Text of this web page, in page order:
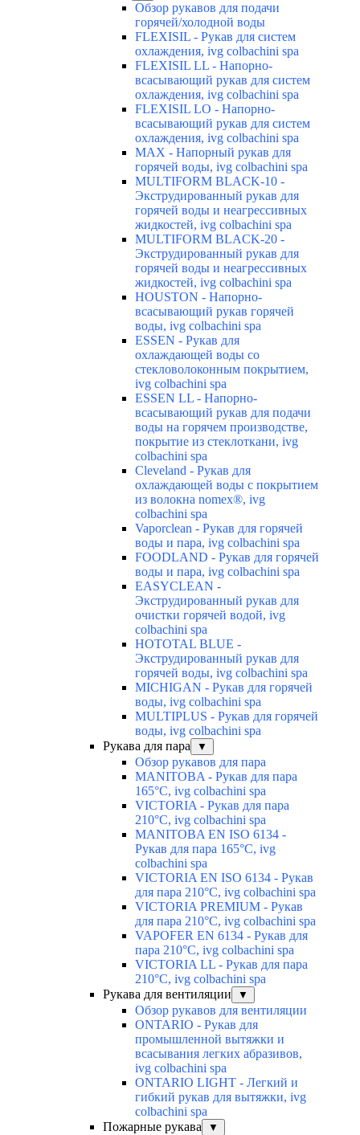
Обзор рукавов для подачи
горячей/холодной воды
FLEXISIL - Рукав для систем
охлаждения, ivg colbachini spa
FLEXISIL LL - Напорно-
всасывающий рукав для систем
охлаждения, ivg colbachini spa
FLEXISIL LO - Напорно-
всасывающий рукав для систем
охлаждения, ivg colbachini spa
MAX - Напорный рукав для
горячей воды, ivg colbachini spa
MULTIFORM BLACK-10 -
Экструдированный рукав для
горячей воды и неагрессивных
жидкостей, ivg colbachini spa
MULTIFORM BLACK-20 -
Экструдированный рукав для
горячей воды и неагрессивных
жидкостей, ivg colbachini spa
HOUSTON - Напорно-
всасывающий рукав горячей
воды, ivg colbachini spa
ESSEN - Рукав для
охлаждающей воды со
стекловолоконным покрытием,
ivg colbachini spa
ESSEN LL - Напорно-
всасывающий рукав для подачи
воды на горячем производстве,
покрытие из стеклоткани, ivg
colbachini spa
Cleveland - Рукав для
охлаждающей воды с покрытием
из волокна nomex®, ivg
colbachini spa
Vaporclean - Рукав для горячей
воды и пара, ivg colbachini spa
FOODLAND - Рукав для горячей
воды и пара, ivg colbachini spa
EASYCLEAN -
Экструдированный рукав для
очистки горячей водой, ivg
colbachini spa
HOTOTAL BLUE -
Экструдированный рукав для
горячей воды, ivg colbachini spa
MICHIGAN - Рукав для горячей
воды, ivg colbachini spa
MULTIPLUS - Рукав для горячей
воды, ivg colbachini spa
Рукава для пара
▼
Обзор рукавов для пара
MANITOBA - Рукав для пара
165°C, ivg colbachini spa
VICTORIA - Рукав для пара
210°C, ivg colbachini spa
MANITOBA EN ISO 6134 -
Рукав для пара 165°C, ivg
colbachini spa
VICTORIA EN ISO 6134 - Рукав
для пара 210°C, ivg colbachini spa
VICTORIA PREMIUM - Рукав
для пара 210°C, ivg colbachini spa
VAPOFER EN 6134 - Рукав для
пара 210°C, ivg colbachini spa
VICTORIA LL - Рукав для пара
210°C, ivg colbachini spa
Рукава для вентиляции
▼
Обзор рукавов для вентиляции
ONTARIO - Рукав для
промышленной вытяжки и
всасывания легких абразивов,
ivg colbachini spa
ONTARIO LIGHT - Легкий и
гибкий рукав для вытяжки, ivg
colbachini spa
Пожарные рукава
▼